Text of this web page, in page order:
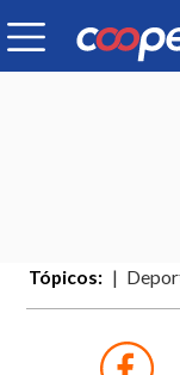
Tópicos: